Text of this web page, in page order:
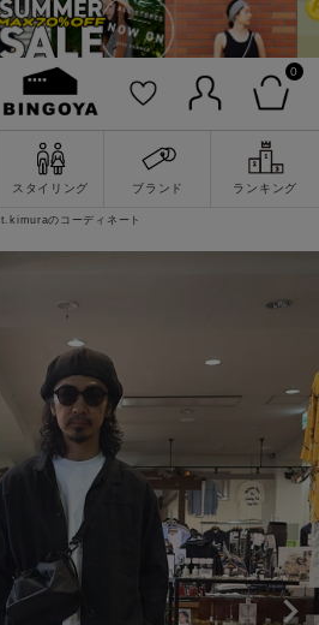
0
スタイリング ブランド ランキング
詳細検索
t.kimuraのコーディネート